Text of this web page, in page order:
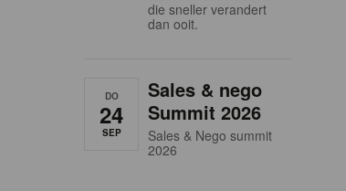
die sneller verandert
dan ooit.
DO
24
SEP
Sales & nego
Summit 2026
Sales & Nego summit
2026